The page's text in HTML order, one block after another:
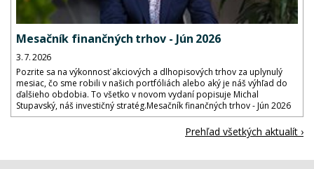
Mesačník finančných trhov - Jún 2026
3. 7. 2026
Pozrite sa na výkonnosť akciových a dlhopisových trhov za uplynulý
mesiac, čo sme robili v našich portfóliách alebo aký je náš výhľad do
ďalšieho obdobia. To všetko v novom vydaní popisuje Michal
Stupavský, náš investičný stratég.Mesačník finančných trhov - Jún 2026
Prehľad všetkých aktualít ›